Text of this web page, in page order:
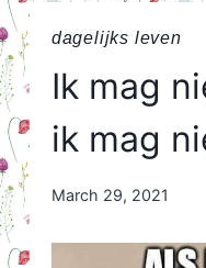
dagelijks leven
Ik mag
ik mag
By
Orriëns
March 29, 2021